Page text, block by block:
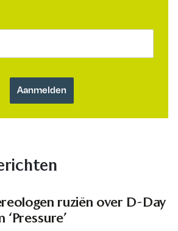
ruziën over D-Day
‘Pressure’